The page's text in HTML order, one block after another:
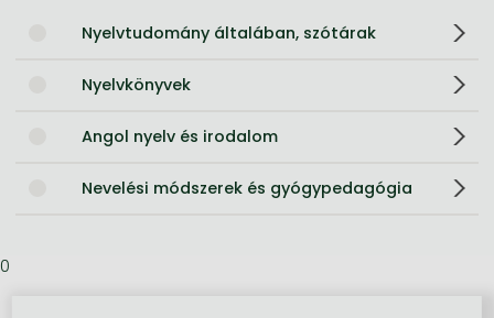
Nyelvtudomány általában, szótárak
Nyelvkönyvek
Angol nyelv és irodalom
Nevelési módszerek és gyógypedagógia
0